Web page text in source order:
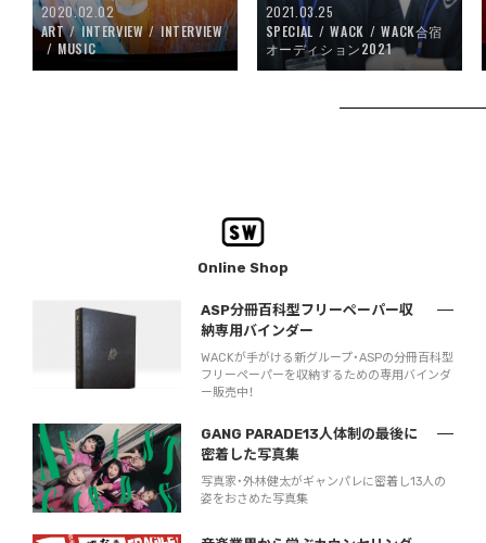
2020.02.02
ART
INTERVIEW
INTERVIEW
MUSIC
2021.03.25
SPECIAL
WACK
WACK合宿
オーディション2021
Online Shop
ASP分冊百科型フリーペーパー収
納専用バインダー
WACKが手がける新グループ・ASPの分冊百科型
フリーペーパーを収納するための専用バインダ
ー販売中！
GANG PARADE13人体制の最後に
密着した写真集
写真家・外林健太がギャンパレに密着し13人の
姿をおさめた写真集